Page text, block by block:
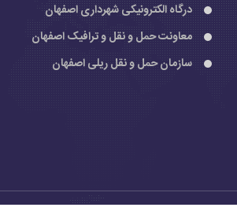
درگاه الکترونیکی شهرداری اصفهان
معاونت حمل و نقل و ترافیک اصفهان
سازمان حمل و نقل ریلی اصفهان